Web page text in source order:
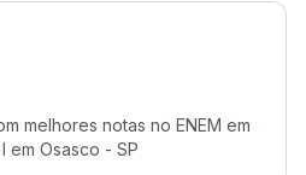
melhores notas no ENEM em
em Osasco - SP